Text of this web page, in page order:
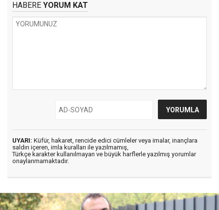
HABERE YORUM KAT
UYARI: Küfür, hakaret, rencide edici cümleler veya imalar, inançlara
saldırı içeren, imla kuralları ile yazılmamış,
Türkçe karakter kullanılmayan ve büyük harflerle yazılmış yorumlar
onaylanmamaktadır.